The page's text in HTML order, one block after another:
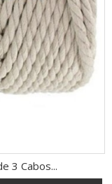
3 Cabos...